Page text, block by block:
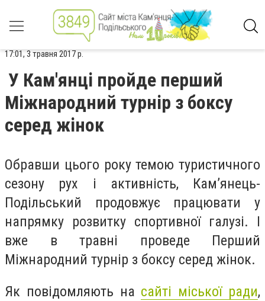
17:01, 3 травня 2017 р.
У Кам'янці пройде перший
Міжнародний турнір з боксу
серед жінок
Обравши цього року темою туристичного
сезону рух і активність, Кам’янець-
Подільський продовжує працювати у
напрямку розвитку спортивної галузі. І
вже в травні проведе Перший
Міжнародний турнір з боксу серед жінок.
Як повідомляють на сайті міської ради,